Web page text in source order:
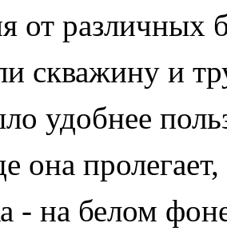
от различных
скважину и
удобнее
она
- на белом